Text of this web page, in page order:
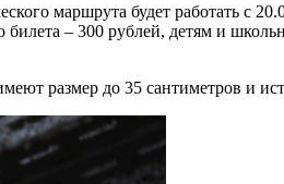
маршрута будет работать с
– 300 рублей, детям и
размер до 35 сантиметров и